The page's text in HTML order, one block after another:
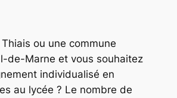
ou une commune
de-Marne et vous souhaitez
individualisé en
au lycée ? Le nombre de